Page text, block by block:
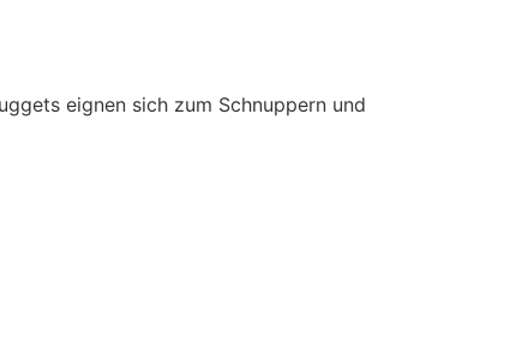
eignen sich zum Schnuppern und